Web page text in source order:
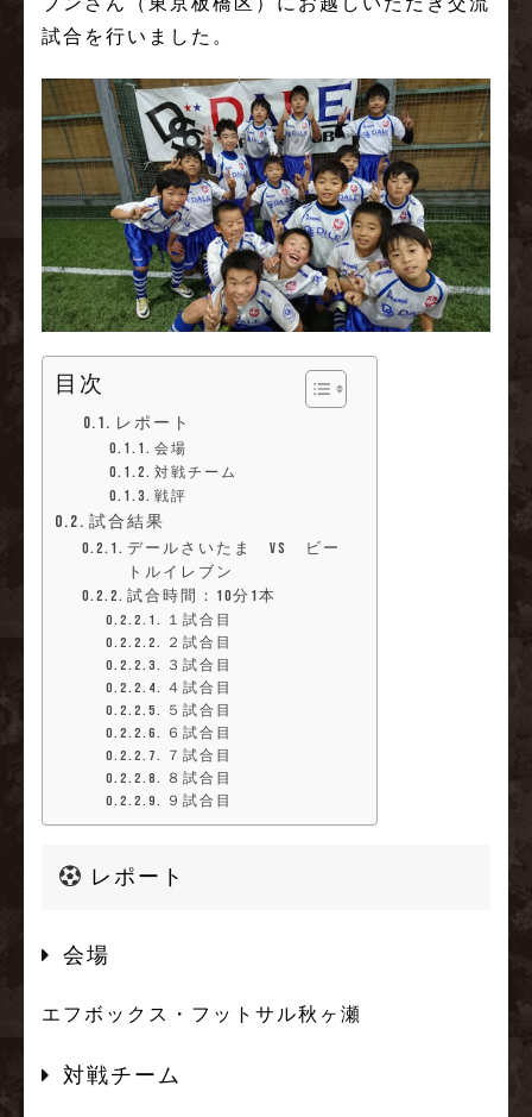
試合を行いました。
目次
レポート
会場
対戦チーム
戦評
試合結果
デールさいたま vs ビー
トルイレブン
試合時間：10分1本
１試合目
２試合目
３試合目
４試合目
５試合目
６試合目
７試合目
８試合目
９試合目
レポート
会場
エフボックス・フットサル秋ヶ瀬
対戦チーム